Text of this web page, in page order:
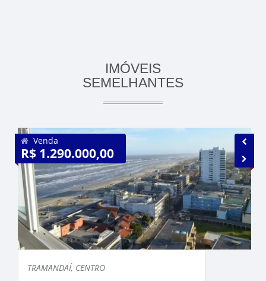
IMÓVEIS
SEMELHANTES
Venda
R$ 1.290.000,00
TRAMANDAÍ, CENTRO